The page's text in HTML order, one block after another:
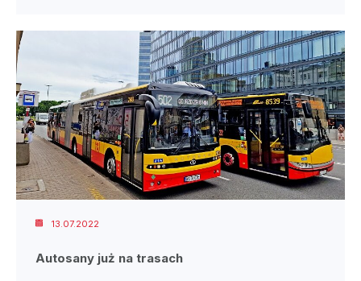
13.07.2022
Autosany już na trasach